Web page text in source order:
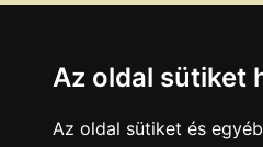
Az oldal sütiket
Az oldal sütiket és